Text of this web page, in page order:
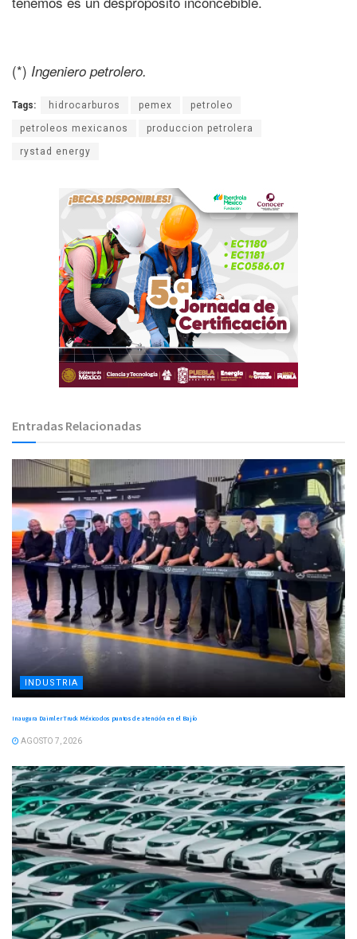
(*) Ingeniero petrolero.
Tags: hidrocarburos pemex petroleo
petroleos mexicanos produccion petrolera
rystad energy
Entradas Relacionadas
INDUSTRIA
Inaugura Daimler Truck México dos puntos de atención en el Bajío
AGOSTO 7, 2026